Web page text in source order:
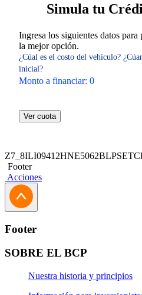
Simula tu
Ingresa los siguientes datos
la mejor opción.
¿Cúal es el costo del vehículo?
inicial?
Monto a financiar: 0
Ver cuota
Footer
Acciones
Footer
SOBRE EL BCP
Nuestra historia y principios